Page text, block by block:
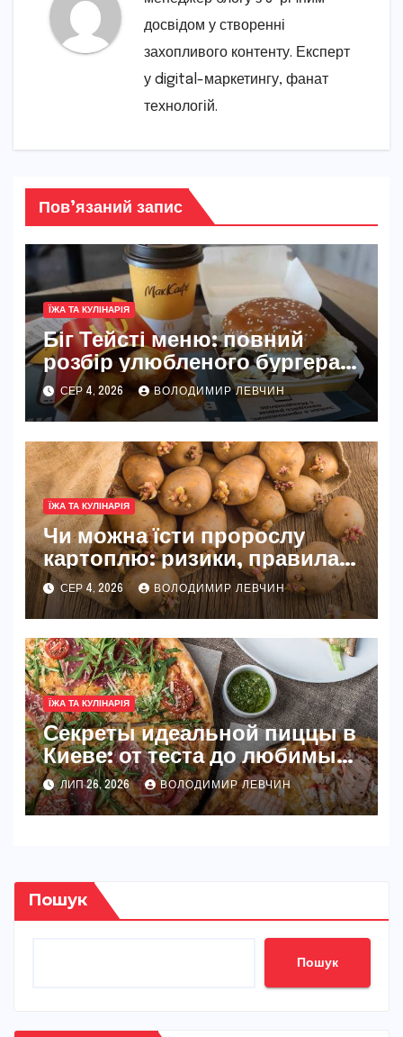
досвідом у створенні
захопливого контенту. Експерт
у digital-маркетингу, фанат
технологій.
Пов’язаний запис
ЇЖА ТА КУЛІНАРІЯ
Біг Тейсті меню: повний
розбір улюбленого бургера
McDonald’s
СЕР 4, 2026 ВОЛОДИМИР ЛЕВЧИН
ЇЖА ТА КУЛІНАРІЯ
Чи можна їсти пророслу
картоплю: ризики, правила
та безпечні способи
СЕР 4, 2026 ВОЛОДИМИР ЛЕВЧИН
ЇЖА ТА КУЛІНАРІЯ
Секреты идеальной пиццы в
Киеве: от теста до любимых
начинок
ЛИП 26, 2026 ВОЛОДИМИР ЛЕВЧИН
Пошук
Пошук